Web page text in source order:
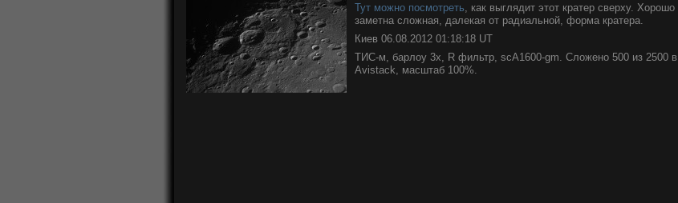
Тут можно посмотреть, как выглядит этот кратер сверху. Хорошо
заметна сложная, далекая от радиальной, форма кратера.
Киев 06.08.2012 01:18:18 UT
ТИС-м, барлоу 3х, R фильтр, scA1600-gm. Сложено 500 из 2500 в
Avistack, масштаб 100%.